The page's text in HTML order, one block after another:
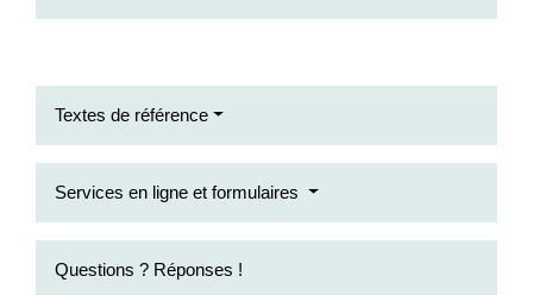
Textes de référence
Services en ligne et formulaires
Questions ? Réponses !